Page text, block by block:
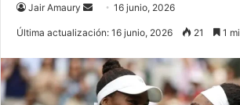
Jair Amaury
Send
an
16 junio, 2026
Última actualización: 16 junio, 2026 21 1